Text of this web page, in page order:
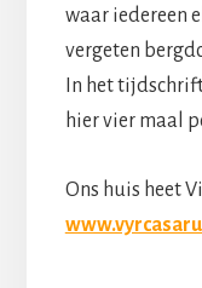
waar iedereen
vergeten
In het
hier vier maal
Ons huis heet